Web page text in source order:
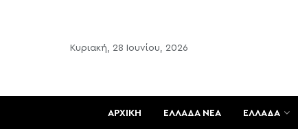
Κυριακή, 28 Ιουνίου, 2026
ΑΡΧΙΚΗ ΕΛΛΑΔΑ ΝΕΑ ΕΛΛΑΔΑ